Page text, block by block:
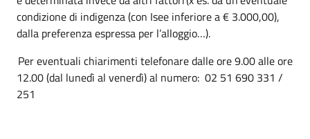
condizione di indigenza (con Isee inferiore a € 3.000,00),
dalla preferenza espressa per l’alloggio…).
Per eventuali chiarimenti telefonare dalle ore 9.00 alle ore
12.00 (dal lunedì al venerdì) al numero: 02 51 690 331 /
251